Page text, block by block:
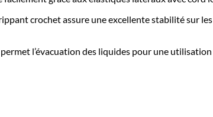
crochet assure une excellente stabilité sur
l’évacuation des liquides pour une